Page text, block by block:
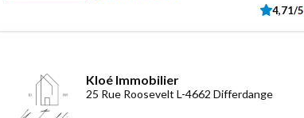
4,71/5
Kloé Immobilier
25 Rue Roosevelt L-4662 Differdange